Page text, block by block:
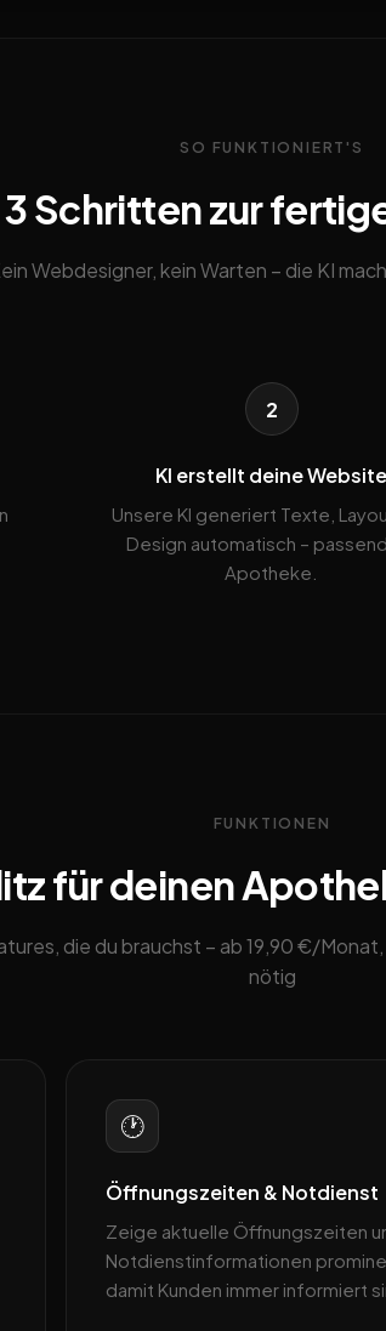
SO FUNKTIONIERT'S
3 Schritten zur
Webdesigner, kein Warten – die KI
2
KI erstellt deine Website
Unsere KI generiert Texte,
Design automatisch –
Apotheke.
FUNKTIONEN
für deinen
die du brauchst – ab 19,90 €/
nötig
🕐
Öffnungszeiten & Notdienst
Zeige aktuelle Öffnungszeiten
Notdienstinformationen
damit Kunden immer informiert